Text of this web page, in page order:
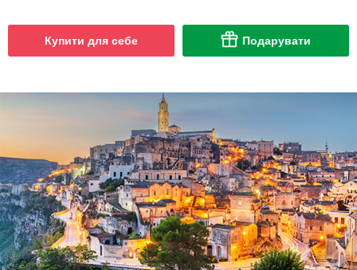
Купити для себе Подарувати